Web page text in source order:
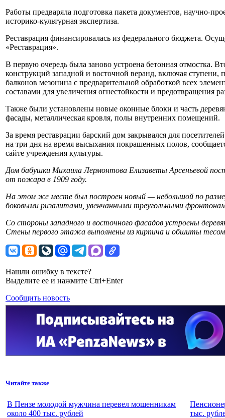
Работы предваряла подготовка пакета документов, научно-
историко-культурная экспертиза.
Реставрация финансировалась из федерального бюджета.
«Реставрация».
В первую очередь была заново устроена бетонная отмостка.
конструкций западной и восточной веранд, включая
балконов мезонина с предварительной обработкой всех
составами для увеличения огнестойкости и предотвращения
Также были установлены новые оконные блоки и часть
фасады, металлическая кровля, полы внутренних помещений.
За время реставрации барский дом закрывался для
на три дня на время высыхания покрашенных полов,
сайте учреждения культуры.
Дом бабушки Михаила Лермонтова Елизаветы Арсеньевой
от пожара в 1909 году.
На этом же месте был построен новый — небольшой по
боковыми ризалитами, увенчанными треугольными
Со стороны западного и восточного фасадов устроены
Стены первого этажа выполнены из кирпича и обшиты
Нашли ошибку в тексте?
Выделите ее и нажмите Ctrl+Enter
Сообщить новость
Читайте также
В Пензе молодой мужчина перевел мошенникам
около 400 тыс. рублей
тыс.